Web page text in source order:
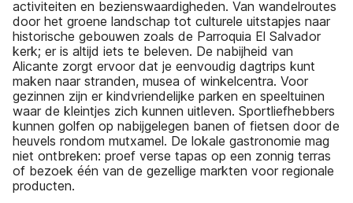
activiteiten en bezienswaardigheden. Van wandelroutes
door het groene landschap tot culturele uitstapjes naar
historische gebouwen zoals de Parroquia El Salvador
kerk; er is altijd iets te beleven. De nabijheid van
Alicante zorgt ervoor dat je eenvoudig dagtrips kunt
maken naar stranden, musea of winkelcentra. Voor
gezinnen zijn er kindvriendelijke parken en speeltuinen
waar de kleintjes zich kunnen uitleven. Sportliefhebbers
kunnen golfen op nabijgelegen banen of fietsen door de
heuvels rondom mutxamel. De lokale gastronomie mag
niet ontbreken: proef verse tapas op een zonnig terras
of bezoek één van de gezellige markten voor regionale
producten.